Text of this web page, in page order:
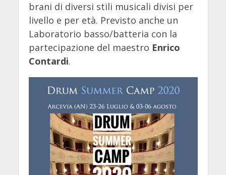
brani di diversi stili musicali divisi per
livello e per età. Previsto anche un
Laboratorio basso/batteria con la
partecipazione del maestro Enrico
Contardi.